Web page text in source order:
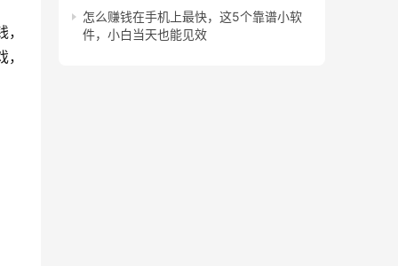
怎么赚钱在手机上最快，这5个靠谱小软
件，小白当天也能见效